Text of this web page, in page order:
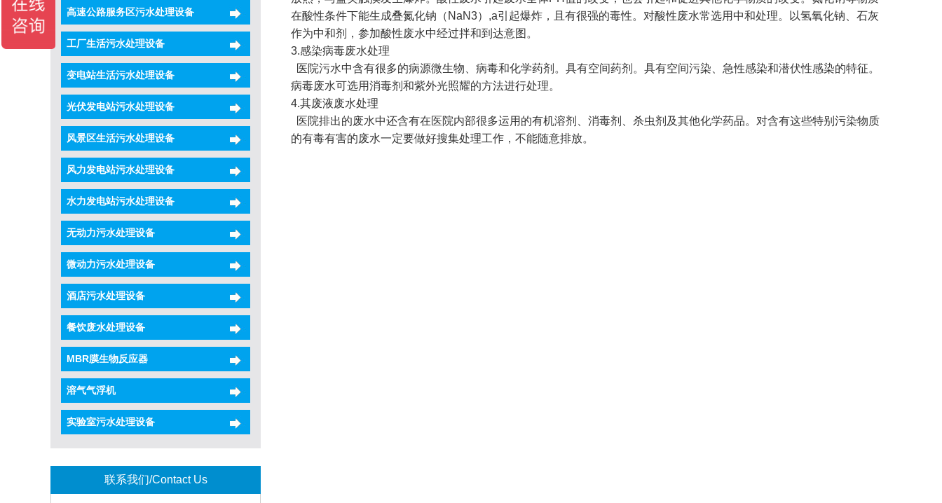
高速公路服务区污水处理设备
工厂生活污水处理设备
变电站生活污水处理设备
光伏发电站污水处理设备
风景区生活污水处理设备
风力发电站污水处理设备
水力发电站污水处理设备
无动力污水处理设备
微动力污水处理设备
酒店污水处理设备
餐饮废水处理设备
MBR膜生物反应器
溶气气浮机
实验室污水处理设备
联系我们/Contact Us
在酸性条件下能生成叠氮化钠（NaN3）,a引起爆炸，且有很强的毒性。对酸性废水常选用中和处理。以氢氧化钠、石灰
作为中和剂，参加酸性废水中经过拌和到达意图。
3.感染病毒废水处理
医院污水中含有很多的病源微生物、病毒和化学药剂。具有空间药剂。具有空间污染、急性感染和潜伏性感染的特征。
病毒废水可选用消毒剂和紫外光照耀的方法进行处理。
4.其废液废水处理
医院排出的废水中还含有在医院内部很多运用的有机溶剂、消毒剂、杀虫剂及其他化学药品。对含有这些特别污染物质
的有毒有害的废水一定要做好搜集处理工作，不能随意排放。